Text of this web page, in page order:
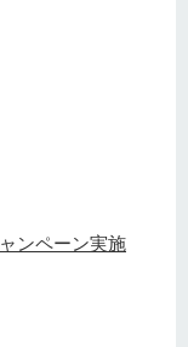
ンペーン実施